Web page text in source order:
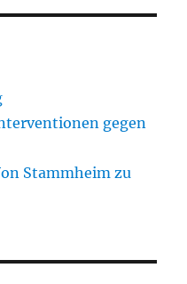
gegen
Stammheim zu